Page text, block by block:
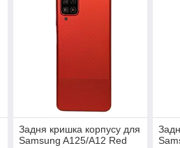
Задня кришка корпусу для
Samsung A125/A12 Red